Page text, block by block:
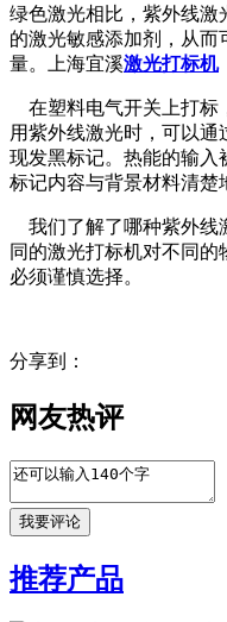
绿色激光相比，紫外线激
的激光敏感添加剂，从
量。上海宜溪激光打标机
在塑料电气开关上打标
用紫外线激光时，可以
现发黑标记。热能的输入
标记内容与背景材料清楚
我们了解了哪种紫外线
同的激光打标机对不同
必须谨慎选择。
分享到：
网友热评
推荐产品